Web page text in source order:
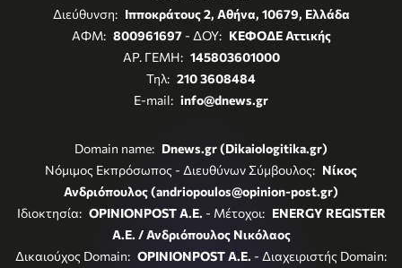
Διεύθυνση: Ιπποκράτους 2, Αθήνα, 10679, Ελλάδα
ΑΦΜ: 800961697- ΔΟΥ: ΚΕΦΟΔΕ Αττικής
ΑΡ. ΓΕΜΗ: 145803601000
Τηλ: 210 3608484
E-mail: info@dnews.gr
Domain name: Dnews.gr (Dikaiologitika.gr)
Νόμιμος Εκπρόσωπος - Διευθύνων Σύμβουλος: Νίκος
Ανδριόπουλος (andriopoulos@opinion-post.gr)
Ιδιοκτησία: OPINIONPOST A.E. - Μέτοχοι: ENERGY REGISTER
Α.Ε. / Ανδριόπουλος Νικόλαος
Δικαιούχος Domain: OPINIONPOST A.E. - Διαχειριστής Domain: